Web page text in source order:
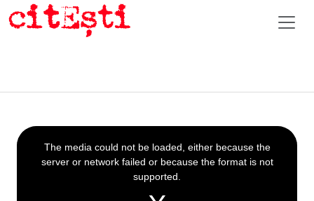
This
is
a
The media could not be loaded, either because the
server or network failed or because the format is not
supported.